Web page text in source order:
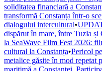
soliditatea financiară a
transformă Constanța într-o
dialogului intercultural•
dispărut în mare, între Tuzla și
la SeaWave Film Fest 2026:
cultural la Constanța•Pericol
metalice găsite în mod repetat
maritimă a Constanței.